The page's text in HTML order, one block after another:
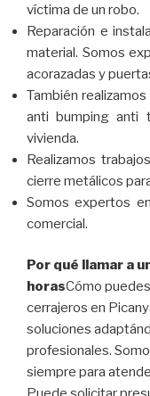
víctima de un robo.
Reparación e
material. Somos
acorazadas y
También
anti bumping anti
vivienda.
Realizamos
cierre metálicos
Somos expertos
comercial.
Por qué llamar a
horasCómo
cerrajeros en
soluciones
profesionales.
siempre para